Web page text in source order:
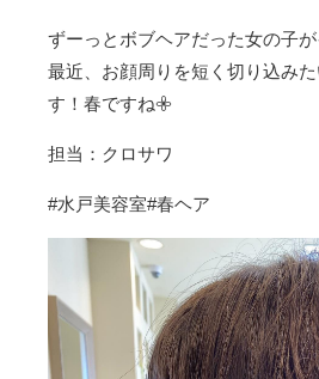
ずーっとボブヘアだった女の子
最近、お顔周りを短く切り込み
す！⁡春ですね𖧷
⁡担当：クロサワ
⁡#水戸美容室#春ヘア